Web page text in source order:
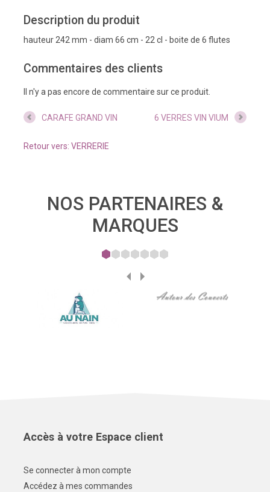
Description du produit
hauteur 242 mm - diam 66 cm - 22 cl - boite de 6 flutes
Commentaires des clients
Il n'y a pas encore de commentaire sur ce produit.
6 VERRES VIN VIUM
CARAFE GRAND VIN
Retour vers: VERRERIE
NOS PARTENAIRES &
MARQUES
Accès à votre Espace client
Se connecter à mon compte
Accédez à mes commandes